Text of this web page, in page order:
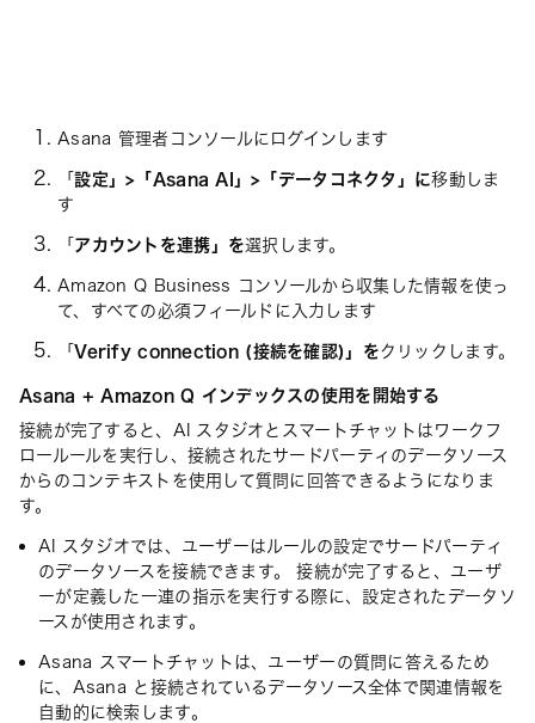
Asana 管理者コンソールにログインします
「設定」>「Asana AI」>「データコネクタ」に移動しま
す
「 アカウントを連携」を選択します。
Amazon Q Business コンソールから収集した情報を使っ
て、すべての必須フィールドに入力します
「Verify connection (接続を確認)」をクリックします。
Asana + Amazon Q インデックスの使用を開始する
接続が完了すると、AI スタジオとスマートチャットはワークフ
ロールールを実行し、接続されたサードパーティのデータソース
からのコンテキストを使用して質問に回答できるようになりま
す。
AI スタジオでは、ユーザーはルールの設定でサードパーティ
のデータソースを接続できます。 接続が完了すると、ユーザ
ーが定義した一連の指示を実行する際に、設定されたデータソ
ースが使用されます。
Asana スマートチャットは、ユーザーの質問に答えるため
に、Asana と接続されているデータソース全体で関連情報を
自動的に検索します。